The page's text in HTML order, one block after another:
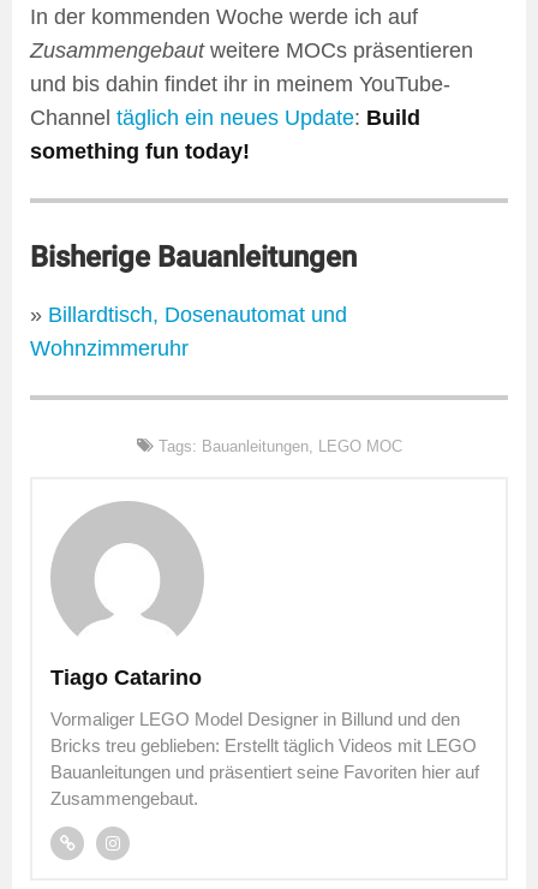
In der kommenden Woche werde ich auf
Zusammengebautweitere MOCs präsentieren
und bis dahin findet ihr in meinem YouTube-
Channel täglich ein neues Update: Build
something fun today!
Bisherige Bauanleitungen
» Billardtisch, Dosenautomat und
Wohnzimmeruhr
Tags: Bauanleitungen, LEGO MOC
Tiago Catarino
Vormaliger LEGO Model Designer in Billund und den
Bricks treu geblieben: Erstellt täglich Videos mit LEGO
Bauanleitungen und präsentiert seine Favoriten hier auf
Zusammengebaut.